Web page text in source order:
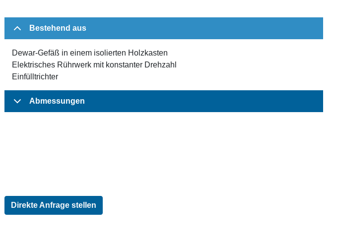
Bestehend aus
Dewar-Gefäß in einem isolierten Holzkasten
Elektrisches Rührwerk mit konstanter Drehzahl
Einfülltrichter
Abmessungen
Direkte Anfrage stellen